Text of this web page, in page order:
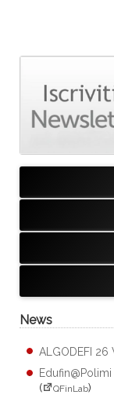
News
ALGODEFI 26
(
QFinLab)